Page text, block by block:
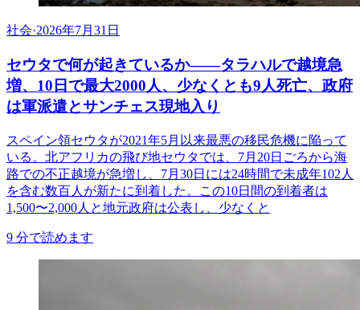
社会·2026年7月31日
セウタで何が起きているか——タラハルで越境急
増、10日で最大2000人、少なくとも9人死亡、政府
は軍派遣とサンチェス現地入り
スペイン領セウタが2021年5月以来最悪の移民危機に陥って
いる。北アフリカの飛び地セウタでは、7月20日ごろから海
路での不正越境が急増し、7月30日には24時間で未成年102人
を含む数百人が新たに到着した。この10日間の到着者は
1,500〜2,000人と地元政府は公表し、少なくと
9 分で読めます